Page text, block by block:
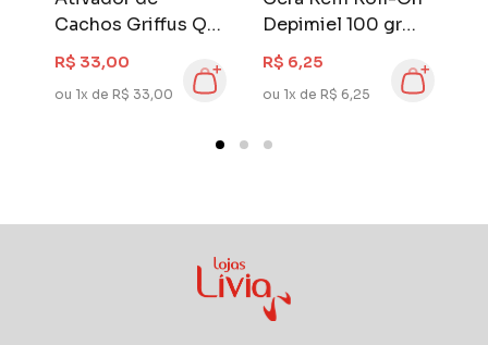
Cachos Griffus Qér
1 L Curly Styling
R$ 33,00
ou 1x de R$ 33,00
Depimiel 100 gr
Alta Aderência
R$ 6,25
ou 1x de R$ 6,25